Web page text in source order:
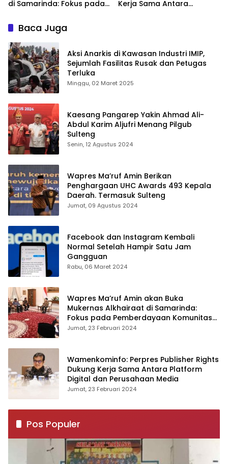
di Samarinda: Fokus pada
Islam Timur Indonesia
Kerja Sama Antara
Baca Juga
Aksi Anarkis di Kawasan Industri IMIP,
Sejumlah Fasilitas Rusak dan Petugas
Terluka
Minggu, 02 Maret 2025
Kaesang Pangarep Yakin Ahmad Ali-
Abdul Karim Aljufri Menang Pilgub
Sulteng
Senin, 12 Agustus 2024
Wapres Ma’ruf Amin Berikan
Penghargaan UHC Awards 493 Kepala
Daerah. Termasuk Sulteng
Jumat, 09 Agustus 2024
Facebook dan Instagram Kembali
Normal Setelah Hampir Satu Jam
Gangguan
Rabu, 06 Maret 2024
Wapres Ma’ruf Amin akan Buka
Mukernas Alkhairaat di Samarinda:
Fokus pada Pemberdayaan Komunitas
Islam Timur Indonesia
Jumat, 23 Februari 2024
Wamenkominfo: Perpres Publisher Rights
Dukung Kerja Sama Antara Platform
Digital dan Perusahaan Media
Jumat, 23 Februari 2024
Pos Populer